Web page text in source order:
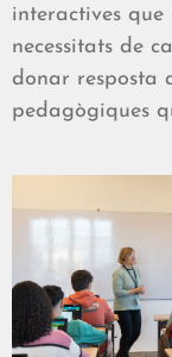
interactives que
necessitats de
donar resposta
pedagògiques